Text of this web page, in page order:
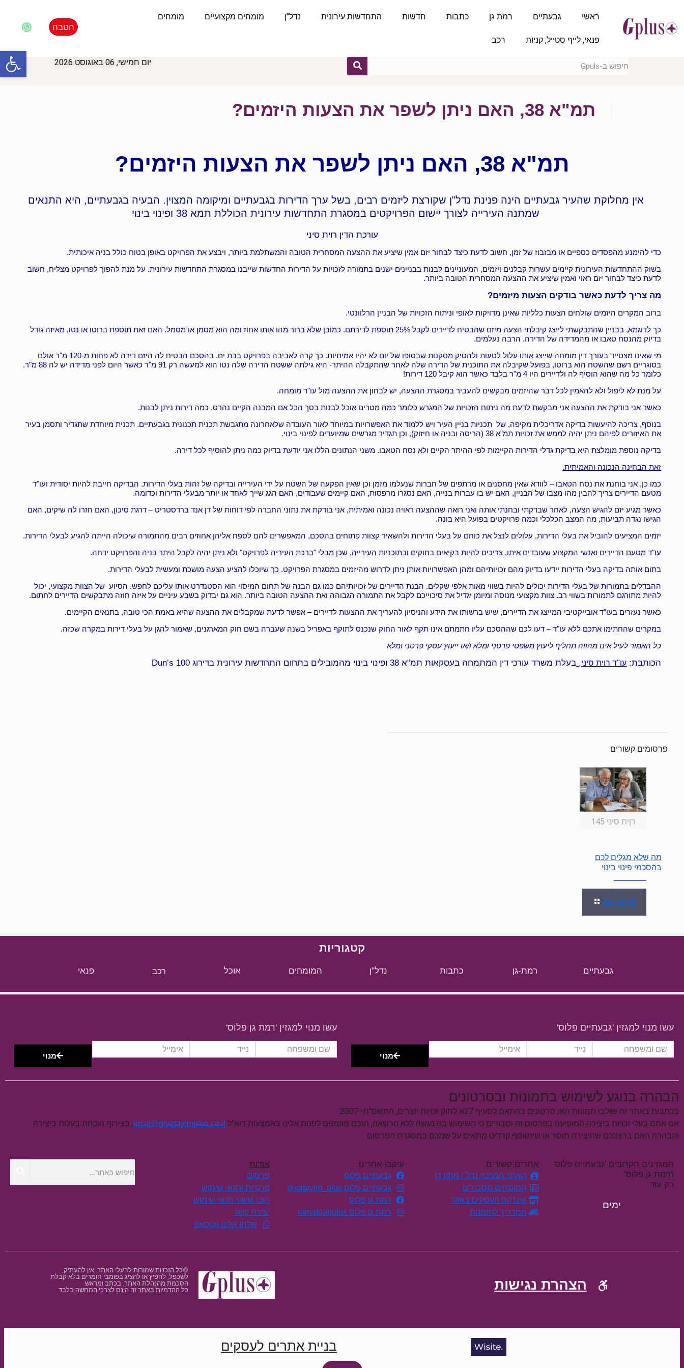
ראשי גבעתיים רמת גן כתבות חדשות התחדשות עירונית נדל"ן מומחים מקצועיים מומחים
פנאי, לייף סטייל, קניות רכב
הטבה
יום חמישי, 06 באוגוסט 2026
תמ"א 38, האם ניתן לשפר את הצעות היזמים?
תמ"א 38, האם ניתן לשפר את הצעות היזמים?
אין מחלוקת שהעיר גבעתיים הינה פנינת נדל"ן שקורצת ליזמים רבים, בשל ערך הדירות בגבעתיים ומיקומה המצוין. הבעיה בגבעתיים, היא התנאים
שמתנה העירייה לצורך יישום הפרויקטים במסגרת התחדשות עירונית הכוללת תמא 38 ופינוי בינוי
עורכת הדין רוית סיני
כדי להימנע מהפסדים כספיים או מבזבוז של זמן, חשוב לדעת כיצד לבחור יזם אמין שיציע את ההצעה המסחרית הטובה והמשתלמת ביותר, ויבצע את הפרויקט באופן בטוח כולל בניה איכותית.
בשוק ההתחדשות העירונית קיימים עשרות קבלנים ויזמים, המעוניינים לבנות בבניינים ישנים בתמורה לזכויות על הדירות החדשות שייבנו במסגרת התחדשות עירונית. על מנת להפוך לפרויקט מצליח, חשוב
לדעת כיצד לבחור יזם ראוי ואמין שיציע את ההצעה המסחרית הטובה ביותר.
מה צריך לדעת כאשר בודקים הצעות מיזמים?
ברוב המקרים היזמים שולחים הצעות כלליות שאינן מדויקות לאופי וניתוח הזכויות של הבניין הרלוונטי.
כך לדוגמא, בבניין שהתבקשתי לייצג קיבלתי הצעה מיזם שהבטיח לדיירים לקבל 25% תוספת לדירתם. כמובן שלא ברור מהו אותו אחוז ומה הוא מסמן או מסמל. האם זאת תוספת ברוטו או נטו, מאיזה גודל
בדיוק מהנסח טאבו או מהמדידה של הדירה. הרבה נעלמים.
מי שאינו מצטייד בעורך דין מומחה שייצג אותו עלול לטעות ולהסיק מסקנות שבסופו של יום לא יהיו אמיתיות. כך קרה לאביבה בפרויקט בבת ים. בהסכם הבטיח לה היזם דירה לא פחות מ-120 מ"ר אולם
בסוגריים רשם שהשטח הוא ברוטו, בפועל שקיבלה את התוכנית של הדירה שלה לאחר שהתקבלה ההיתר- היא גילתה ששטח הדירה שלה נטו הוא למעשה רק 91 מ"ר כאשר היום לפני מדידה יש לה 88 מ"ר.
כלומר כל מה שהוא הוסיף לה ולדיירים היו 4 מ"ר בלבד כאשר הוא קיבל 120 דירות!
על מנת לא ליפול ולא להאמין לכל דבר שהיזמים מבקשים להעביר במסגרת ההצעה, יש לבחון את ההצעה מול עו"ד מומחה.
כאשר אני בודקת את ההצעה אני מבקשת לדעת מה ניתוח הזכויות של המגרש כלומר כמה מטרים אוכל לבנות בסך הכל אם המבנה הקיים נהרס. כמה דירות ניתן לבנות.
בנוסף, צריכה להיעשות בדיקה אדריכלית מקיפה, של תכניות בניין העיר ויש ללמוד את האפשרויות במיוחד לאור העובדה שלאחרונה מתגבשת תכנית תכנונית בגבעתיים. תכנית מיוחדת שתגדיר ותסמן בעיר
את האיזורים לפיהם ניתן יהיה לממש את זכויות תמ”א 38 (הריסה ובניה או חיזוק), וכן תגדיר מגרשים שמיועדים לפינוי בינוי.
בדיקה נוספת מומלצת היא בדיקת גדלי הדירות הקיימות לפי ההיתר הקיים ולא נסח הטאבו. משני הנתונים הללו אני יודעת בדיוק כמה ניתן להוסיף לכל דירה.
זאת הבחינה הנכונה והאמיתית.
כמו כן, אני בוחנת את נסח הטאבו – לוודא שאין מחסנים או מרתפים של חברות שנעלמו מזמן וכן שאין הפקעה של השטח על ידי העירייה ובדיקה של זהות בעלי הדירות. הבדיקה חייבת להיות יסודית ועו"ד
מטעם הדיירים צריך להבין מהו מצבו של הבניין, האם יש בו עברות בנייה, האם נסגרו מרפסות, האם קיימים שעבודים, האם הגג שייך לאחד או יותר מבעלי הדירות וכדומה.
כאשר מגיע יזם להגיש הצעה, לאחר שבדקתי ובחנתי אותה ואני רואה שההצעה ראויה נכונה ואמיתית, אני בודקת את נתוני החברה לפי דוחות של דן אנד ברדסטריט – דרגת סיכון, האם חזרו לה שיקים, האם
הגישו נגדה תביעות, מה המצב הכלכלי וכמה פרויקטים בפועל היא בונה.
יזמים המציעים להוביל את בעלי הדירות, עלולים לנצל את כוחם על בעלי הדירות ולהשאיר קצוות פתוחים בהסכם, המאפשרים להם לספח אליהן אחוזים רבים מהתמורה שיכולה הייתה להגיע לבעלי הדירות.
עו"ד מטעם הדיירים ואנשי המקצוע שעובדים איתו, צריכים להיות בקיאים בחוקים ובתוכניות העירייה, שכן מבלי "ברכת העיריה לפרויקט" ולא ניתן יהיה לקבל היתר בניה והפרויקט ידחה.
בתום אותה בדיקה בעלי הדירות יידעו בדיוק מהם זכויותיהם ומהן האפשרויות אותן ניתן לדרוש מהיזמים במסגרת הפרויקט. כך שיוכלו להציע הצעה מושכת ומעשית לבעלי הדירות.
ההבדלים בתמורות של בעלי הדירות יכולים להיות בשווי מאות אלפי שקלים. הבנת הדיירים של זכויותיהם כמו גם הבנה של תחום המיסוי הוא הסטנדרט אותו עליכם לחפש. הסיוע של הצוות מקצועי, יכול
להיות מתורגם לתמורות בשווי רב. צוות מקצועי מנוסה ומיומן יגדיל את סיכוייכם לקבל את התמורה הגבוהה ואת ההצעה הטובה ביותר. הוא גם יבדוק בשבע עיניים על איזה חוזה מתבקשים הדיירים לחתום.
כאשר נעזרים בעו"ד אובייקטיבי המייצג את הדיירים, שיש ברשותו את הידע והניסיון להעריך את ההצעות לדיירים – אפשר לדעת שמקבלים את ההצעה שהיא באמת הכי טובה, בתנאים הקיימים.
במקרים שהחתימו אתכם ללא עו"ד – דעו לכם שההסכם עליו חתמתם אינו תקף לאור החוק שנכנס לתוקף באפריל בשנה שעברה בשם חוק המארגנים, שאמור להגן על בעלי דירות במקרה שכזה.
כל האמור לעיל אינו מהווה תחליף ליעוץ משפטי פרטני ומלא ו/או ייעוץ עסקי פרטני ומלא
הכותבת: עו"ד רוית סיני, בעלת משרד עורכי דין המתמחה בעסקאות תמ"א 38 ופינוי בינוי מהמובילים בתחום התחדשות עירונית בדירוג Dun’s 100
פרסומים קשורים
רןית סיני 145
מה שלא מגלים לכם
בהסכמי פינוי בינוי
קראו עוד
קטגוריות
גבעתיים רמת-גן כתבות נדל"ן המומחים אוכל רכב פנאי
עשו מנוי למגזין 'גבעתיים פלוס'
מנוי
עשו מנוי למגזין 'רמת גן פלוס'
מנוי
הבהרה בנוגע לשימוש בתמונות ובסרטונים
בכתבות באתר זה שולבו תמונות ו/או סרטונים בהתאם לסעיף 27א לחוק זכויות יוצרים, התשס"ח–2007.
אם אתם בעלי זכויות ביצירה המופיעה בפרסום זה וסבורים כי השימוש בה נעשה ללא הרשאה, הנכם מוזמנים לפנות אלינו באמצעות דוא"ל local@givatayimplus.co.il , בצירוף הוכחת בעלות ביצירה
והבהרה האם ברצונכם שהיצירה תוסר או שיתווסף קרדיט מתאים על שמכם במסגרת הפרסום
המגזינים הקרובים 'גבעתיים פלוס'
ו'רמת גן פלוס'
רק עוד
ימים
אתרים קשורים
האתר המרכזי נדל"ן מחוז דן
המומחים מסבירים
אינדקס העסקים באזור
המדריך להזמנות
עיקבו אחרינו
גבעתיים פלוס
גבעתיים פלוס givatayim_plus
רמת גן פלוס
רמת גן פלוס ramatganplus
אודות
פרסום
פרטיות ותנאי שימוש
תוכן שיווקי תנאי שימוש
יצירת קשר
שלחו אלינו ווטסאפ
הצהרת נגישות
©כל הזכויות שמורות לבעלי האתר. אין להעתיק,
לשכפל, להפיץ או להציג בפומבי חומרים בלא קבלת
הסכמת מהנהלת האתר, בכתב ומראש.
כל ההדמיות באתר זה הינם לצרכי המחשה בלבד
בניית אתרים לעסקים
פתח